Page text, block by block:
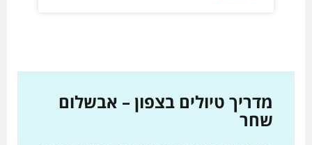
מדריך טיולים בצפון – אבשלום
שחר